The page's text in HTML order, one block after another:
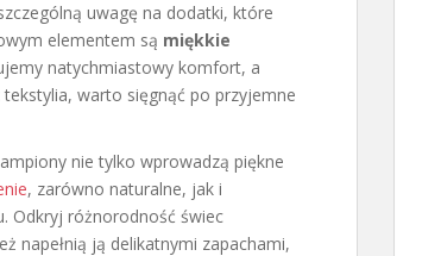
uwagę na dodatki, które
elementem są miękkie
natychmiastowy komfort, a
warto sięgnąć po przyjemne
nie tylko wprowadzą piękne
, zarówno naturalne, jak i
Odkryj różnorodność świec
napełnią ją delikatnymi zapachami,